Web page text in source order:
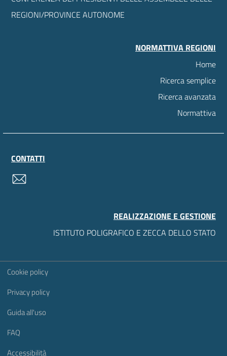
REGIONI/PROVINCE AUTONOME
NORMATTIVA REGIONI
Home
Ricerca semplice
Ricerca avanzata
Normattiva
CONTATTI
REALIZZAZIONE E GESTIONE
ISTITUTO POLIGRAFICO E ZECCA DELLO STATO
Sezione Link Utili
Cookie policy
Privacy policy
Guida all'uso
FAQ
Accessibilità